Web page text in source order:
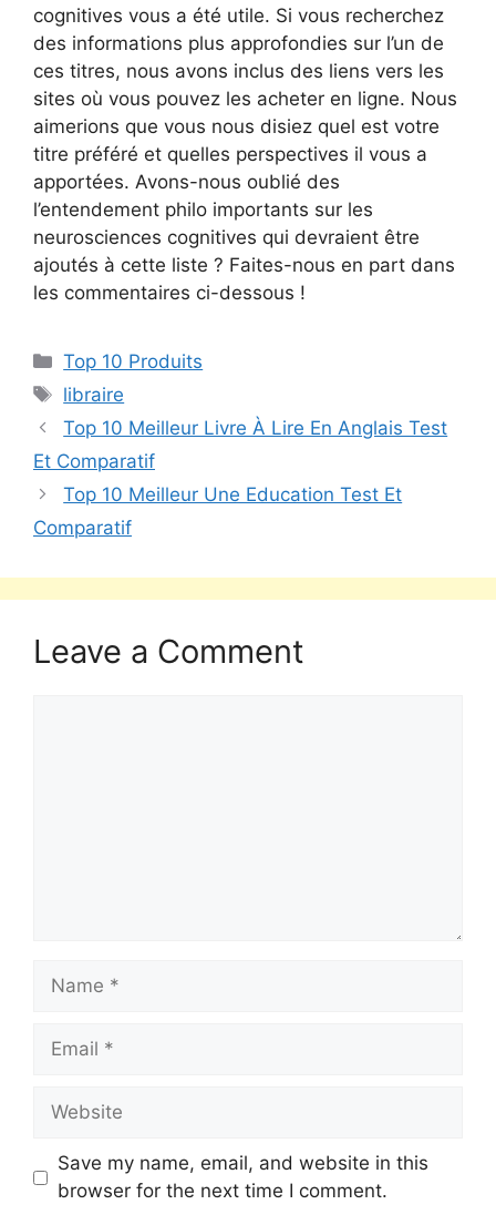
cognitives vous a été utile. Si vous recherchez
des informations plus approfondies sur l’un de
ces titres, nous avons inclus des liens vers les
sites où vous pouvez les acheter en ligne. Nous
aimerions que vous nous disiez quel est votre
titre préféré et quelles perspectives il vous a
apportées. Avons-nous oublié des
l’entendement philo importants sur les
neurosciences cognitives qui devraient être
ajoutés à cette liste ? Faites-nous en part dans
les commentaires ci-dessous !
Top 10 Produits
libraire
Top 10 Meilleur Livre À Lire En Anglais Test
Et Comparatif
Top 10 Meilleur Une Education Test Et
Comparatif
Leave a Comment
Save my name, email, and website in this
browser for the next time I comment.